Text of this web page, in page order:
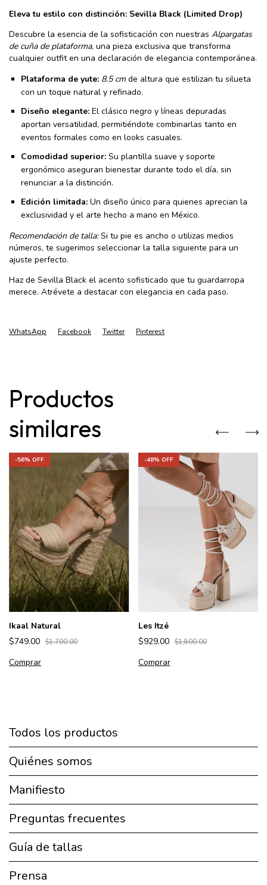
Eleva tu estilo con distinción: Sevilla Black (Limited Drop)
Descubre la esencia de la sofisticación con nuestras Alpargatas
de cuña de plataforma, una pieza exclusiva que transforma
cualquier outfit en una declaración de elegancia contemporánea.
Plataforma de yute: 8.5 cmde altura que estilizan tu silueta
con un toque natural y refinado.
Diseño elegante: El clásico negro y líneas depuradas
aportan versatilidad, permitiéndote combinarlas tanto en
eventos formales como en looks casuales.
Comodidad superior: Su plantilla suave y soporte
ergonómico aseguran bienestar durante todo el día, sin
renunciar a la distinción.
Edición limitada: Un diseño único para quienes aprecian la
exclusividad y el arte hecho a mano en México.
Recomendación de talla:Si tu pie es ancho o utilizas medios
números, te sugerimos seleccionar la talla siguiente para un
ajuste perfecto.
Haz de Sevilla Black el acento sofisticado que tu guardarropa
merece. Atrévete a destacar con elegancia en cada paso.
WhatsApp Facebook Twitter Pinterest
Productos
similares
-56% OFF
Ikaal Natural
$749.00 $1,700.00
Comprar
-48% OFF
Les Itzé
$929.00 $1,800.00
Comprar
Todos los productos
Quiénes somos
Manifiesto
Preguntas frecuentes
Guía de tallas
Prensa